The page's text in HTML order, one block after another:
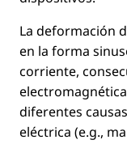
La deformación
en la forma
corriente,
diferentes
eléctrica (e.g.,